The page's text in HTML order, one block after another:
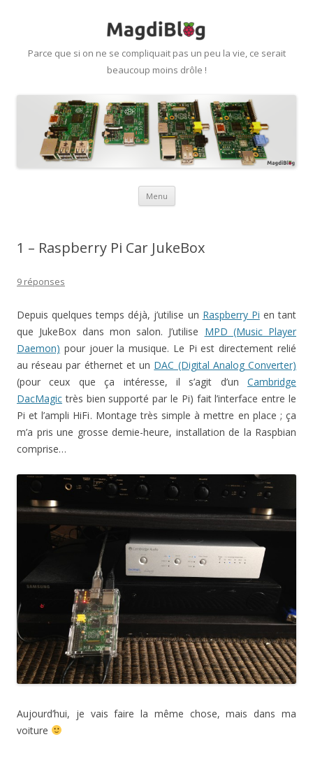
Parce que si on ne se compliquait pas un peu la vie, ce serait
beaucoup moins drôle !
Menu Aller
1 – Raspberry Pi Car JukeBox
9 réponses
Depuis quelques temps déjà, j’utilise un Raspberry Pi en tant
que JukeBox dans mon salon. J’utilise MPD (Music Player
Daemon) pour jouer la musique. Le Pi est directement relié
au réseau par éthernet et un DAC (Digital Analog Converter)
(pour ceux que ça intéresse, il s’agit d’un Cambridge
DacMagic très bien supporté par le Pi) fait l’interface entre le
Pi et l’ampli HiFi. Montage très simple à mettre en place ; ça
m’a pris une grosse demie-heure, installation de la Raspbian
comprise…
Aujourd’hui, je vais faire la même chose, mais dans ma
voiture